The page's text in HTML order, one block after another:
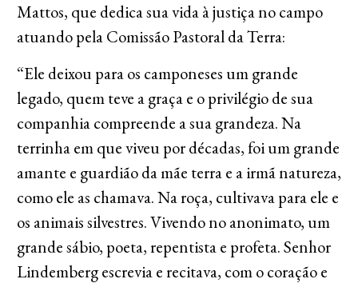
Mattos, que dedica sua vida à justiça no campo
atuando pela Comissão Pastoral da Terra:
“Ele deixou para os camponeses um grande
legado, quem teve a graça e o privilégio de sua
companhia compreende a sua grandeza. Na
terrinha em que viveu por décadas, foi um grande
amante e guardião da mãe terra e a irmã natureza,
como ele as chamava. Na roça, cultivava para ele e
os animais silvestres. Vivendo no anonimato, um
grande sábio, poeta, repentista e profeta. Senhor
Lindemberg escrevia e recitava, com o coração e